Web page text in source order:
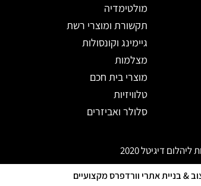
מולטימדיה
תקשורת ומוצרי רשת
גיימינג וקונסולות
מצלמות
מוצרי בית חכם
טלוויזיות
סלולר ואביזרים
דיגיטל 2020
& בניית אתרי וורדפרס מקצועיים